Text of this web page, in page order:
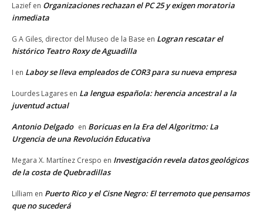
Lazief en Organizaciones rechazan el PC 25 y exigen moratoria
inmediata
G A Giles, director del Museo de la Base en Logran rescatar el
histórico Teatro Roxy de Aguadilla
I en Laboy se lleva empleados de COR3 para su nueva empresa
Lourdes Lagares en La lengua española: herencia ancestral a la
juventud actual
Antonio Delgado en Boricuas en la Era del Algoritmo: La
Urgencia de una Revolución Educativa
Megara X. Martínez Crespo en Investigación revela datos geológicos
de la costa de Quebradillas
Lilliam en Puerto Rico y el Cisne Negro: El terremoto que pensamos
que no sucederá